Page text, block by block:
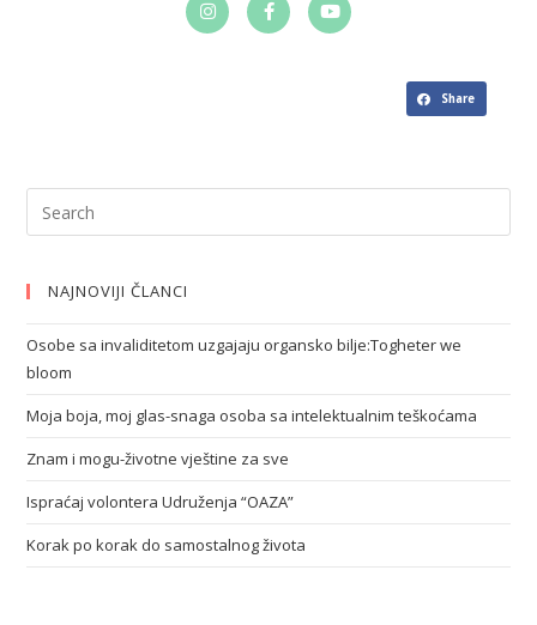
Share
NAJNOVIJI ČLANCI
Osobe sa invaliditetom uzgajaju organsko bilje:Togheter we
bloom
Moja boja, moj glas-snaga osoba sa intelektualnim teškoćama
Znam i mogu-životne vještine za sve
Ispraćaj volontera Udruženja “OAZA”
Korak po korak do samostalnog života